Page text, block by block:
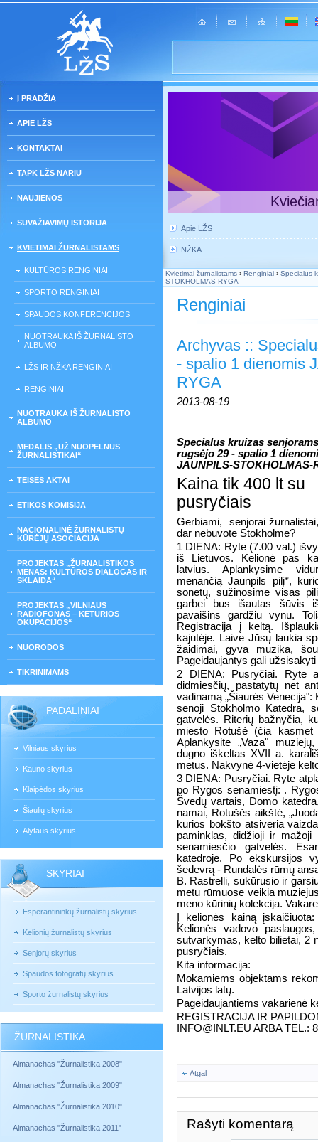
Į PRADŽIĄ
APIE LŽS
KONTAKTAI
TAPK LŽS NARIU
NAUJIENOS
SUVAŽIAVIMŲ ISTORIJA
KVIETIMAI ŽURNALISTAMS
KULTŪROS RENGINIAI
SPORTO RENGINIAI
SPAUDOS KONFERENCIJOS
NUOTRAUKA IŠ ŽURNALISTO
ALBUMO
LŽS IR NŽKA RENGINIAI
RENGINIAI
NUOTRAUKA IŠ ŽURNALISTO
ALBUMO
MEDALIS „UŽ NUOPELNUS
ŽURNALISTIKAI“
TEISĖS AKTAI
ETIKOS KOMISIJA
NACIONALINĖ ŽURNALISTŲ
KŪRĖJŲ ASOCIACIJA
PROJEKTAS „ŽURNALISTIKOS
MENAS: KULTŪROS DIALOGAS IR
SKLAIDA“
PROJEKTAS „VILNIAUS
RADIOFONAS – KETURIOS
OKUPACIJOS“
NUORODOS
TIKRINIMAMS
PADALINIAI
Vilniaus skyrius
Kauno skyrius
Klaipėdos skyrius
Šiaulių skyrius
Alytaus skyrius
SKYRIAI
Esperantininkų žurnalistų skyrius
Kelionių žurnalistų skyrius
Senjorų skyrius
Spaudos fotografų skyrius
Sporto žurnalistų skyrius
ŽURNALISTIKA
Almanachas "Žurnalistika 2008"
Almanachas "Žurnalistika 2009"
Almanachas "Žurnalistika 2010"
Almanachas "Žurnalistika 2011"
Apie LŽS
NŽKA
Kvietimai žurnalistams › Renginiai › Specialus
STOKHOLMAS-RYGA
Renginiai
Archyvas ::
- spalio 1 dienomis
RYGA
2013-08-19
Specialus kruizas senjorams
rugsėjo 29 - spalio 1
JAUNPILS-STOKHOLMAS-
Kaina tik 400 lt su
pusryčiais
Gerbiami,
senjorai
dar nebuvote Stokholme?
1 DIENA: Ryte (7.00 val.)
iš Lietuvos. Kelionė pas
latvius. Aplankysime
menančią Jaunpils pilį*,
sonetų, sužinosime visas
garbei bus išautas šūvis
pavaišins gardžiu vynu.
Registracija į keltą.
kajutėje. Laive Jūsų laukia
žaidimai, gyva muzika,
Pageidaujantys gali
2 DIENA: Pusryčiai. Ryte
didmiesčių, pastatytų net
vadinamą „Šiaurės
senoji Stokholmo Katedra,
gatvelės. Riterių bažnyčia,
miesto Rotušė (čia kasmet
Aplankysite „Vaza"
dugno iškeltas XVII a.
metus. Nakvynė 4-vietėje
3 DIENA: Pusryčiai. Ryte
po Rygos senamiestį: .
Švedų vartais, Domo
namai, Rotušės aikštė,
kurios bokšto atsiveria
paminklas, didžioji ir mažoji
senamiesčio gatvelės.
katedroje. Po ekskursijos
šedevrą - Rundalės rūmų
B. Rastrelli, sukūrusio ir
metu rūmuose veikia
meno kūrinių kolekcija.
Į kelionės kainą
Kelionės vadovo
sutvarkymas, kelto bilietai, 2
pusryčiais.
Kita informacija:
Mokamiems objektams
Latvijos latų.
Pageidaujantiems vakarienė
REGISTRACIJA IR
INFO@INLT.EU ARBA TEL.:
Atgal
Rašyti komentarą